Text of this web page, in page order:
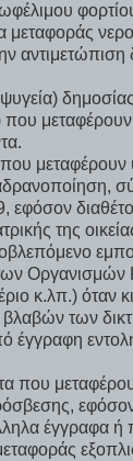
μεταφοράς
που
μεταφέρουν
της
Οργανισμών
κ.λπ.) όταν
των
έγγραφη
που
έγγραφα ή